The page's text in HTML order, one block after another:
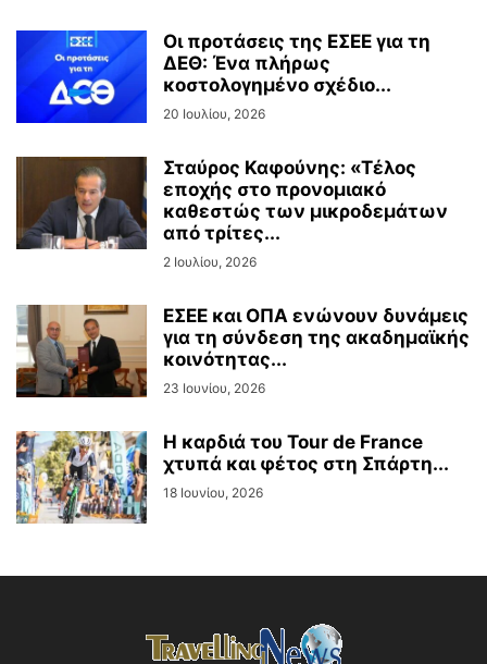
Οι προτάσεις της ΕΣΕΕ για τη
ΔΕΘ: Ένα πλήρως
κοστολογημένο σχέδιο...
20 Ιουλίου, 2026
Σταύρος Καφούνης: «Τέλος
εποχής στο προνομιακό
καθεστώς των μικροδεμάτων
από τρίτες...
2 Ιουλίου, 2026
ΕΣΕΕ και ΟΠΑ ενώνουν δυνάμεις
για τη σύνδεση της ακαδημαϊκής
κοινότητας...
23 Ιουνίου, 2026
Η καρδιά του Tour de France
χτυπά και φέτος στη Σπάρτη...
18 Ιουνίου, 2026